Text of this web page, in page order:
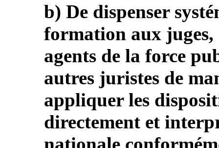
b) De dispenser
formation aux
agents de la force
autres juristes de
appliquer les
directement et